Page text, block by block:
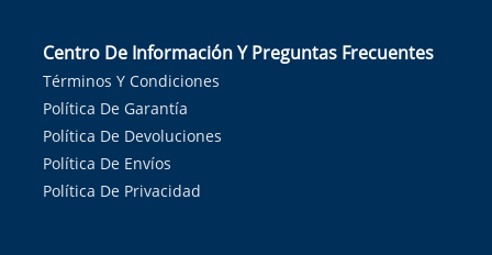
Centro De Información Y Preguntas Frecuentes
Términos Y Condiciones
Política De Garantía
Política De Devoluciones
Política De Envíos
Política De Privacidad